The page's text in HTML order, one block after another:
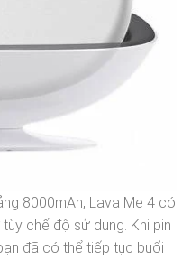
8000mAh, Lava Me 4 có
tùy chế độ sử dụng. Khi pin
đã có thể tiếp tục buổi